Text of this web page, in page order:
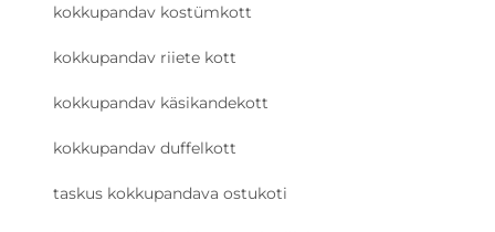
kokkupandav kostümkott
kokkupandav riiete kott
kokkupandav käsikandekott
kokkupandav duffelkott
taskus kokkupandava ostukoti